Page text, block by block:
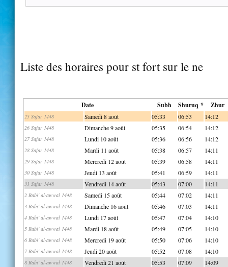
Liste des horaires pour st fort sur le ne
Date Subh Shuruq * Zhur
25 Safar 1448 Samedi 8 août 05:33 06:53 14:12
26 Safar 1448 Dimanche 9 août 05:35 06:54 14:12
27 Safar 1448 Lundi 10 août 05:36 06:56 14:12
28 Safar 1448 Mardi 11 août 05:38 06:57 14:11
29 Safar 1448 Mercredi 12 août 05:39 06:58 14:11
30 Safar 1448 Jeudi 13 août 05:41 06:59 14:11
31 Safar 1448 Vendredi 14 août 05:43 07:00 14:11
2 Rabi' al-awwal 1448 Samedi 15 août 05:44 07:02 14:11
3 Rabi' al-awwal 1448 Dimanche 16 août 05:46 07:03 14:11
4 Rabi' al-awwal 1448 Lundi 17 août 05:47 07:04 14:10
5 Rabi' al-awwal 1448 Mardi 18 août 05:49 07:05 14:10
6 Rabi' al-awwal 1448 Mercredi 19 août 05:50 07:06 14:10
7 Rabi' al-awwal 1448 Jeudi 20 août 05:52 07:08 14:10
8 Rabi' al-awwal 1448 Vendredi 21 août 05:53 07:09 14:09